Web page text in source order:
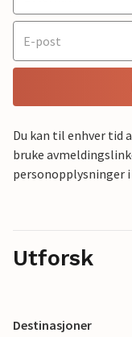
Du kan til enhver tid
bruke
personopplysninger
Utforsk
Destinasjoner